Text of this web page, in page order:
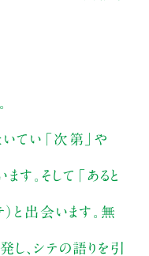
てい「次第」や
す。そして「あると
と出会います。無
し、シテの語りを引